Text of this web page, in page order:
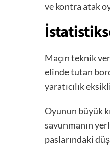
ve kontra atak
Maçın teknik
elinde tutan
yaratıcılık
Oyunun büyük
savunmanın
paslarındaki